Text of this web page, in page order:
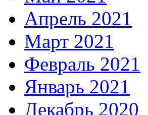
Апрель 2021
Март 2021
Февраль 2021
Январь 2021
Декабрь 2020